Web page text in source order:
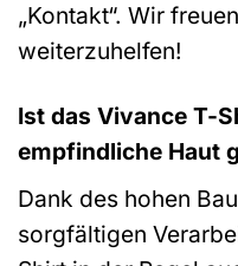
„Kontakt“. Wir
weiterzuhelfen!
Ist das Vivance T-
empfindliche Haut
Dank des hohen
sorgfältigen